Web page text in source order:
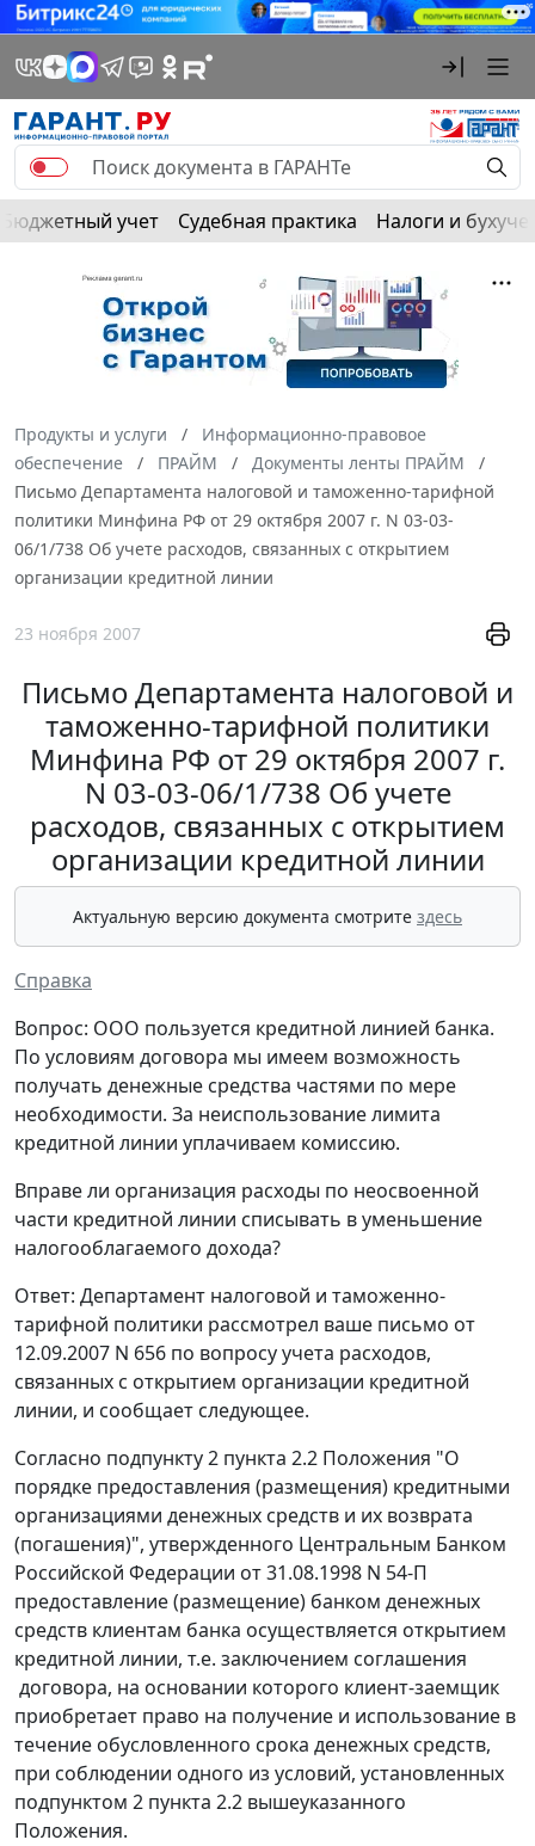
Бюджетный учет Судебная практика Налоги и
Продукты и услуги
Информационно-правовое
обеспечение
ПРАЙМ
Документы ленты ПРАЙМ
Письмо Департамента налоговой и таможенно-тарифной
политики Минфина РФ от 29 октября 2007 г. N 03-03-
06/1/738 Об учете расходов, связанных с открытием
организации кредитной линии
23 ноября 2007
Письмо Департамента налоговой и
таможенно-тарифной политики
Минфина РФ от 29 октября 2007 г.
N 03-03-06/1/738 Об учете
расходов, связанных с открытием
организации кредитной линии
Актуальную версию документа смотрите здесь
Справка
Вопрос: ООО пользуется кредитной линией банка.
По условиям договора мы имеем возможность
получать денежные средства частями по мере
необходимости. За неиспользование лимита
кредитной линии уплачиваем комиссию.
Вправе ли организация расходы по неосвоенной
части кредитной линии списывать в уменьшение
налогооблагаемого дохода?
Ответ: Департамент налоговой и таможенно-
тарифной политики рассмотрел ваше письмо от
12.09.2007 N 656 по вопросу учета расходов,
связанных с открытием организации кредитной
линии, и сообщает следующее.
Согласно подпункту 2 пункта 2.2 Положения "О
порядке предоставления (размещения) кредитными
организациями денежных средств и их возврата
(погашения)", утвержденного Центральным Банком
Российской Федерации от 31.08.1998 N 54-П
предоставление (размещение) банком денежных
средств клиентам банка осуществляется открытием
кредитной линии, т.е. заключением соглашения
договора, на основании которого клиент-заемщик
приобретает право на получение и использование в
течение обусловленного срока денежных средств,
при соблюдении одного из условий, установленных
подпунктом 2 пункта 2.2 вышеуказанного
Положения.